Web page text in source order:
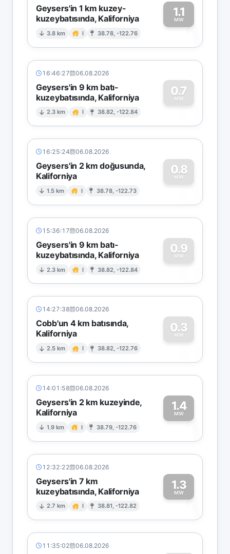
Geysers'in 1 km kuzey-
kuzeybatısında, Kaliforniya
3.8 km I 38.78, -122.76
1.1
MW1
16:46:27 06.08.2026
Geysers'in 9 km batı-
kuzeybatısında, Kaliforniya
2.3 km I 38.82, -122.84
0.7
MW
0
16:25:24 06.08.2026
Geysers'in 2 km doğusunda,
Kaliforniya
1.5 km I 38.78, -122.73
0.8
MW
0
15:36:17 06.08.2026
Geysers'in 9 km batı-
kuzeybatısında, Kaliforniya
2.3 km I 38.82, -122.84
0.9
MW
0
14:27:38 06.08.2026
Cobb'un 4 km batısında,
Kaliforniya
2.5 km I 38.82, -122.76
0.3
MW
0
14:01:58 06.08.2026
Geysers'in 2 km kuzeyinde,
Kaliforniya
1.9 km I 38.79, -122.76
1.4
MW1
12:32:22 06.08.2026
Geysers'in 7 km
kuzeybatısında, Kaliforniya
2.7 km I 38.81, -122.82
1.3
MW1
11:35:02 06.08.2026